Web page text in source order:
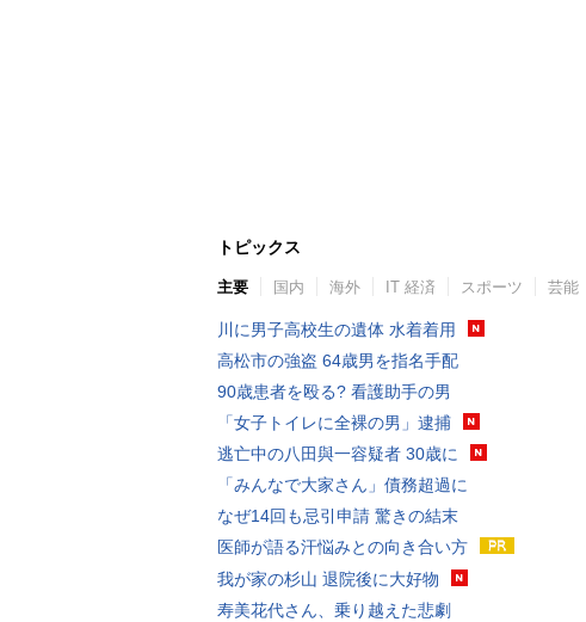
トピックス
主要 国内 海外 IT 経済 スポーツ 芸能
川に男子高校生の遺体 水着着用
高松市の強盗 64歳男を指名手配
90歳患者を殴る? 看護助手の男
「女子トイレに全裸の男」逮捕
逃亡中の八田與一容疑者 30歳に
「みんなで大家さん」債務超過に
なぜ14回も忌引申請 驚きの結末
医師が語る汗悩みとの向き合い方
我が家の杉山 退院後に大好物
寿美花代さん、乗り越えた悲劇